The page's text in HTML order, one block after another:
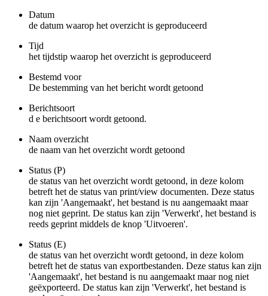
Datum
de datum waarop het overzicht is geproduceerd
Tijd
het tijdstip waarop het overzicht is geproduceerd
Bestemd voor
De bestemming van het bericht wordt getoond
Berichtsoort
d e berichtsoort wordt getoond.
Naam overzicht
de naam van het overzicht wordt getoond
Status (P)
de status van het overzicht wordt getoond, in deze kolom
betreft het de status van print/view documenten. Deze status
kan zijn 'Aangemaakt', het bestand is nu aangemaakt maar
nog niet geprint. De status kan zijn 'Verwerkt', het bestand is
reeds geprint middels de knop 'Uitvoeren'.
Status (E)
de status van het overzicht wordt getoond, in deze kolom
betreft het de status van exportbestanden. Deze status kan zijn
'Aangemaakt', het bestand is nu aangemaakt maar nog niet
geëxporteerd. De status kan zijn 'Verwerkt', het bestand is